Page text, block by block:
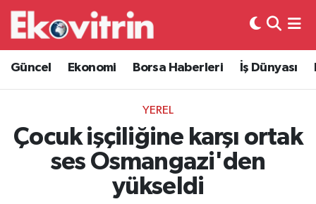
Güncel Ekonomi Borsa Haberleri İş Dünyası
YEREL
Çocuk işçiliğine karşı ortak
ses Osmangazi'den
yükseldi
Güncel
Ekonomi
Borsa Haberleri
İş Dünyası
Hava Durumu
Trafik Durumu
Süper Lig Puan Durumu ve Fikstür
Tüm Manşetler
Son Dakika Haberleri